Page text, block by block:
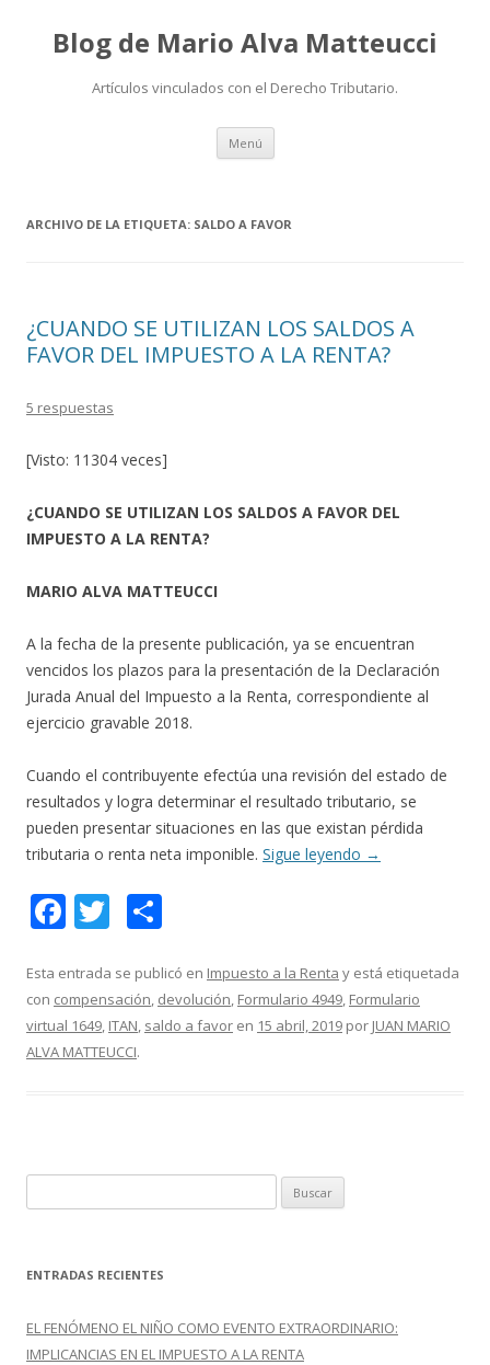
Blog de Mario Alva Matteucci
Artículos vinculados con el Derecho Tributario.
Menú Ir
contenido
ARCHIVO DE LA ETIQUETA: SALDO A FAVOR
¿CUANDO SE UTILIZAN LOS SALDOS A
FAVOR DEL IMPUESTO A LA RENTA?
5 respuestas
[Visto: 11304 veces]
¿CUANDO SE UTILIZAN LOS SALDOS A FAVOR DEL
IMPUESTO A LA RENTA?
MARIO ALVA MATTEUCCI
A la fecha de la presente publicación, ya se encuentran
vencidos los plazos para la presentación de la Declaración
Jurada Anual del Impuesto a la Renta, correspondiente al
ejercicio gravable 2018.
Cuando el contribuyente efectúa una revisión del estado de
resultados y logra determinar el resultado tributario, se
pueden presentar situaciones en las que existan pérdida
tributaria o renta neta imponible. Sigue leyendo →
F
e
b
o
T
itt
er
m
p
Esta entrada se publicó en Impuesto a la Renta y está etiquetada
con compensación, devolución, Formulario 4949, Formulario
virtual 1649, ITAN, saldo a favor en 15 abril, 2019 por JUAN MARIO
ALVA MATTEUCCI.
u
c
r
:
ENTRADAS RECIENTES
EL FENÓMENO EL NIÑO COMO EVENTO EXTRAORDINARIO:
IMPLICANCIAS EN EL IMPUESTO A LA RENTA